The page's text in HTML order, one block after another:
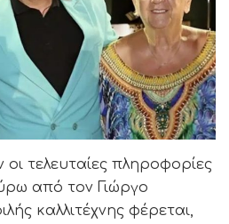
τελευταίες πληροφορίες
από τον Γιώργο
καλλιτέχνης φέρεται,